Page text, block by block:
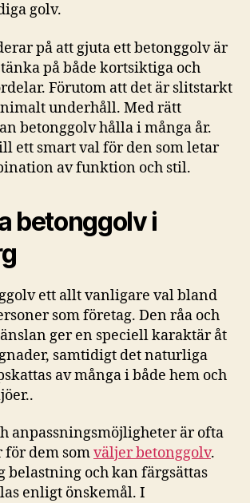
golv.
på att gjuta ett betonggolv är
på både kortsiktiga och
Förutom att det är slitstarkt
underhåll. Med rätt
betonggolv hålla i många år.
ett smart val för den som letar
av funktion och stil.
betonggolv i
ett allt vanligare val bland
som företag. Den råa och
ger en speciell karaktär åt
samtidigt det naturliga
av många i både hem och
anpassningsmöjligheter är ofta
för dem somväljer betonggolv.
belastning och kan färgsättas
enligt önskemål. I